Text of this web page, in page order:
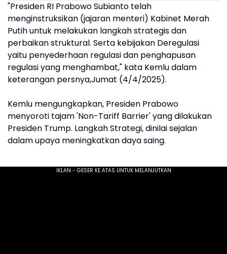
"Presiden RI Prabowo Subianto telah
menginstruksikan (jajaran menteri) Kabinet Merah
Putih untuk melakukan langkah strategis dan
perbaikan struktural. Serta kebijakan Deregulasi
yaitu penyederhaan regulasi dan penghapusan
regulasi yang menghambat," kata Kemlu dalam
keterangan persnya,Jumat (4/4/2025).
Kemlu mengungkapkan, Presiden Prabowo
menyoroti tajam 'Non-Tariff Barrier' yang dilakukan
Presiden Trump. Langkah Strategi, dinilai sejalan
dalam upaya meningkatkan daya saing.